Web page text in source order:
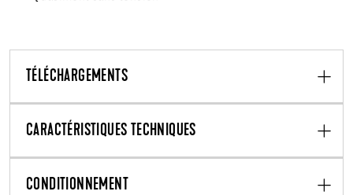
TÉLÉCHARGEMENTS
CARACTÉRISTIQUES TECHNIQUES
CONDITIONNEMENT